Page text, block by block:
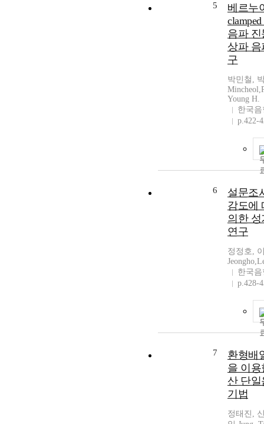
5
베르누
음파
상파
구
박민철,
Young H.
한국
p.422-
6
설문조
감도에
의한
연구
정정호,
한국
p.428-
7
환형배
을 이
산 단일
기법
정태진,